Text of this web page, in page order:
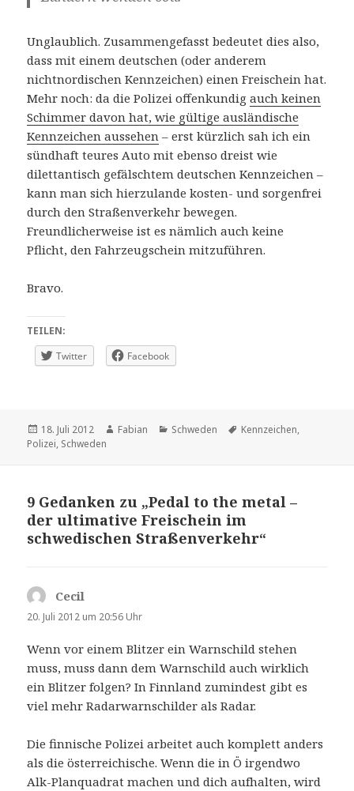
Unglaublich. Zusammengefasst bedeutet dies also,
dass mit einem deutschen (oder anderem
nichtnordischen Kennzeichen) einen Freischein hat.
Mehr noch: da die Polizei offenkundigauch keinen
Schimmer davon hat, wie gültige ausländische
Kennzeichen aussehen – erst kürzlich sah ich ein
sündhaft teures Auto mit ebenso dreist wie
dilettantisch gefälschtem deutschen Kennzeichen –
kann man sich hierzulande kosten- und sorgenfrei
durch den Straßenverkehr bewegen.
Freundlicherweise ist es nämlich auch keine
Pflicht, den Fahrzeugschein mitzuführen.
Bravo.
TEILEN:
Twitter
Facebook
Veröffentlicht
am
18. Juli 2012 Autor
Fabian Kategorien
Schweden Schlagwörter
Kennzeichen,
Polizei, Schweden
9 Gedanken zu „Pedal to the metal –
der ultimative Freischein im
schwedischen Straßenverkehr“
Cecil
20. Juli 2012 um 20:56 Uhr
Wenn vor einem Blitzer ein Warnschild stehen
muss, muss dann dem Warnschild auch wirklich
ein Blitzer folgen? In Finnland zumindest gibt es
viel mehr Radarwarnschilder als Radar.
Die finnische Polizei arbeitet auch komplett anders
als die österreichische. Wenn die in Ö irgendwo
Alk-Planquadrat machen und dich aufhalten, wird